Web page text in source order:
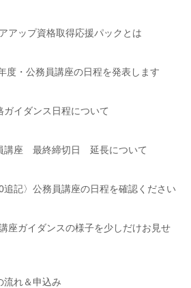
アップ資格取得応援パックとは
度・公務員講座の日程を発表します
ガイダンス日程について
講座 最終締切日 延長について
追記〉公務員講座の日程を確認ください
座ガイダンスの様子を少しだけお見せ
流れ＆申込み